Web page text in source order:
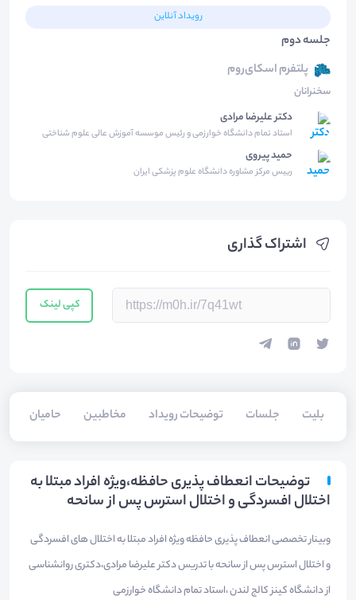
اشتراک گذاری
کپی لینک
بلیت‌ جلسات توضیحات رویداد مخاطبین حامیان
رویداد آنلاین
جلسه دوم
پلتفرم اسکای‌روم
سخنرانان
دکتر علیرضا مرادی
استاد تمام دانشگاه خوارزمی و رئیس موسسه آموزش عالی علوم شناختی
حمید پیروی
رییس مرکز مشاوره دانشگاه علوم پزشکی ایران
توضیحات انعطاف پذیری حافظه،ویژه افراد مبتلا به
اختلال افسردگی و اختلال استرس پس از سانحه
وبینار تخصصی انعطاف پذیری حافظه ویژه افراد مبتلا به اختلال های افسردگی
و اختلال استرس پس از سانحه با تدریس دکتر علیرضا مرادی،دکتری روانشناسی
از دانشگاه کینز کالج لندن ،استاد تمام دانشگاه خوارزمی